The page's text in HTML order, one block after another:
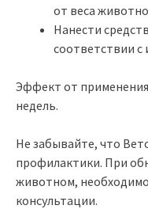
от веса
Нанести
соответствии с
Эффект от применения
недель.
Не забывайте, что
профилактики. При
животном,
консультации.